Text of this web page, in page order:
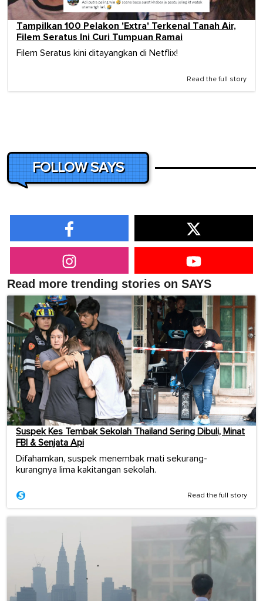
Tampilkan 100 Pelakon 'Extra' Terkenal Tanah Air,
Filem Seratus Ini Curi Tumpuan Ramai
Filem Seratus kini ditayangkan di Netflix!
Read the full story
FOLLOW SAYS
Read more trending stories on SAYS
Suspek Kes Tembak Sekolah Thailand Sering Dibuli, Minat
FBI & Senjata Api
Difahamkan, suspek menembak mati sekurang-
kurangnya lima kakitangan sekolah.
Read the full story